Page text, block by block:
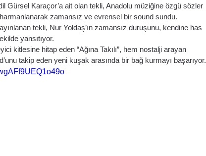
Gürsel Karaçor’a ait olan tekli, Anadolu müziğine özgü sözler
zamansız ve evrensel bir sound sundu.
tekli, Nur Yoldaş’ın zamansız duruşunu, kendine has
yansıtıyor.
kitlesine hitap eden “Ağına Takılı”, hem nostalji arayan
takip eden yeni kuşak arasında bir bağ kurmayı başarıyor.